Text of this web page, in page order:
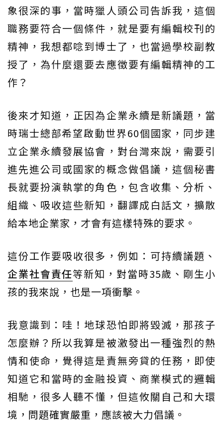
象很深的事，當時獵人頭公司告訴我，這個
職務要符合一個條件，就是要有編輯校刊的
精神，我想都唸到博士了，也當過學校副教
授了，為什麼還要去應徵要有編輯精神的工
作？
後來才知道，正因為企業永續是新議題，當
時瑞士總部希望啟動世界60個國家，同步建
立企業永續發展協會，對台灣來說，需要引
進先進公司或國家的概念做倡議，這個秘書
長就要扮演執掌的角色，包含收集、分析、
組織、吸收這些新知，翻譯成白話文，擴散
給本地企業家，才會有這樣特殊的要求。
這份工作要吸收很多，例如：可持續議題、
企業社會責任等新知，對當時35歲、剛生小
孩的我來說，也是一項衝擊。
我意識到：哇！地球恐怕即將毀滅，那孩子
怎麼辦？所以我算是被激發出一種強烈的熱
情和使命，覺得這是責無旁貸的任務，即使
知道它和當時的金融投資、商業模式的邏輯
相馳，很多人聽不懂，但這攸關自己和大環
境，問題確實嚴重，應該被大力倡議。